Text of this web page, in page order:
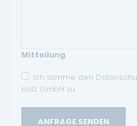
Mitteilung
Ich stimme den
Holz GmbH zu.
ANFRAGE SENDEN